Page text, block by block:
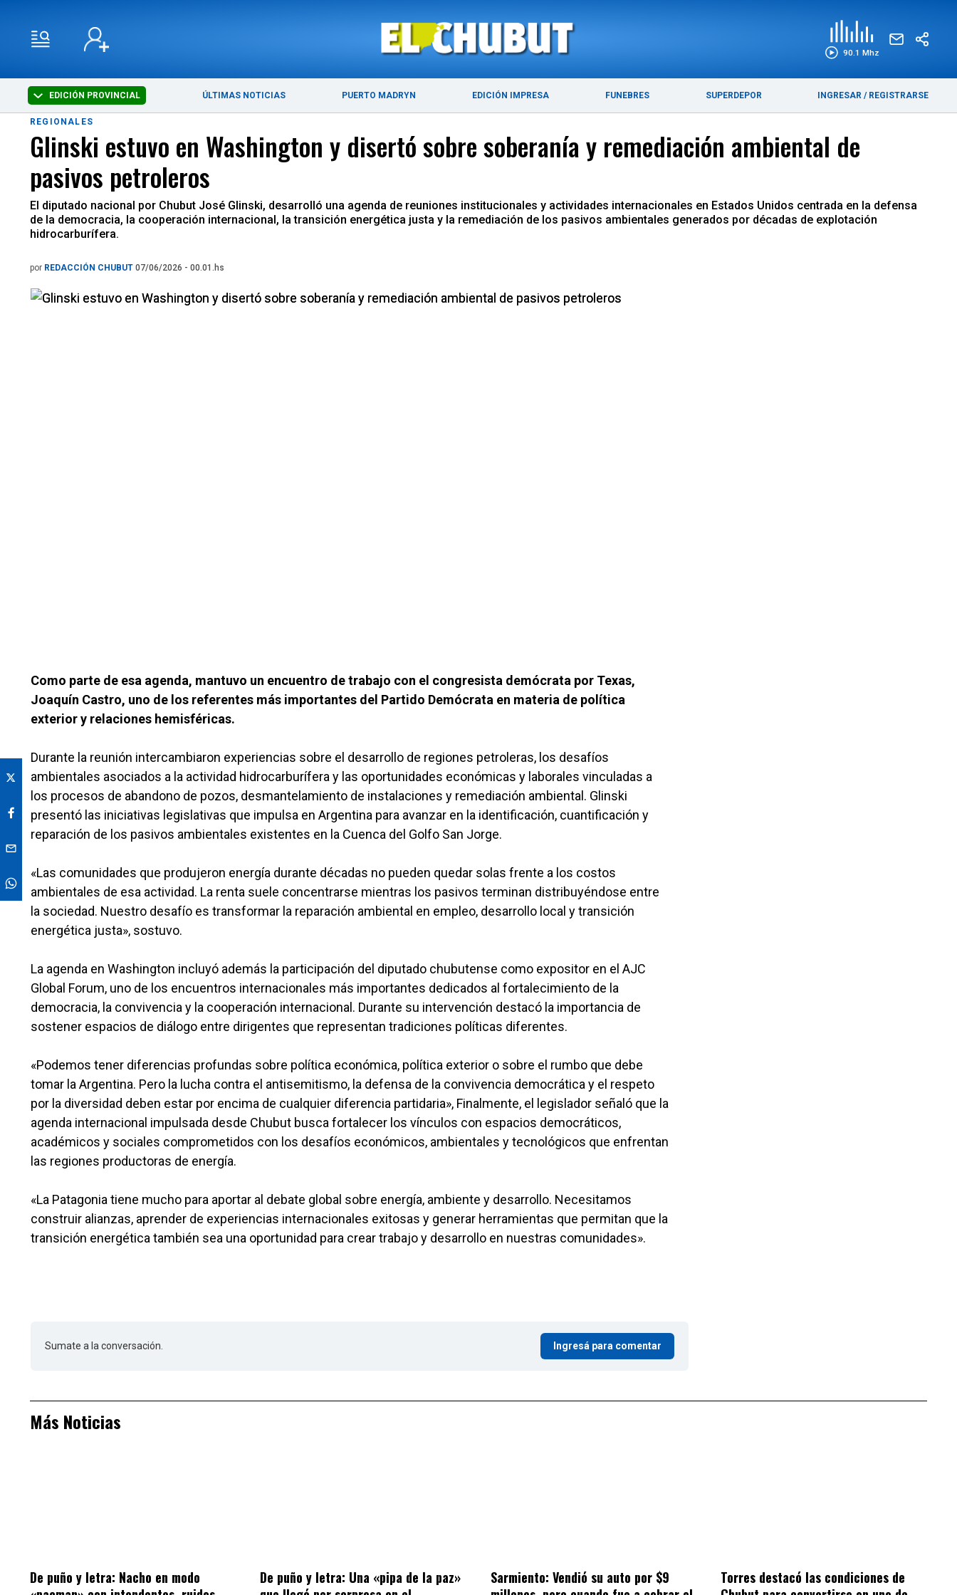
90.1 Mhz
EDICIÓN PROVINCIAL ÚLTIMAS NOTICIAS PUERTO MADRYN EDICIÓN IMPRESA FUNEBRES SUPERDEPOR INGRESAR / REGISTRARSE
ÚLTIMAS NOTICIAS PUERTO MADRYN
REGIONALES
Glinski estuvo en Washington y disertó sobre soberanía y remediación ambiental de
pasivos petroleros
El diputado nacional por Chubut José Glinski, desarrolló una agenda de reuniones institucionales y actividades internacionales en Estados Unidos centrada en la defensa
de la democracia, la cooperación internacional, la transición energética justa y la remediación de los pasivos ambientales generados por décadas de explotación
hidrocarburífera.
por REDACCIÓN CHUBUT 07/06/2026 - 00.01.hs
Como parte de esa agenda, mantuvo un encuentro de trabajo con el congresista demócrata por Texas,
Joaquín Castro, uno de los referentes más importantes del Partido Demócrata en materia de política
exterior y relaciones hemisféricas.
Durante la reunión intercambiaron experiencias sobre el desarrollo de regiones petroleras, los desafíos
ambientales asociados a la actividad hidrocarburífera y las oportunidades económicas y laborales vinculadas a
los procesos de abandono de pozos, desmantelamiento de instalaciones y remediación ambiental. Glinski
presentó las iniciativas legislativas que impulsa en Argentina para avanzar en la identificación, cuantificación y
reparación de los pasivos ambientales existentes en la Cuenca del Golfo San Jorge.
«Las comunidades que produjeron energía durante décadas no pueden quedar solas frente a los costos
ambientales de esa actividad. La renta suele concentrarse mientras los pasivos terminan distribuyéndose entre
la sociedad. Nuestro desafío es transformar la reparación ambiental en empleo, desarrollo local y transición
energética justa», sostuvo.
La agenda en Washington incluyó además la participación del diputado chubutense como expositor en el AJC
Global Forum, uno de los encuentros internacionales más importantes dedicados al fortalecimiento de la
democracia, la convivencia y la cooperación internacional. Durante su intervención destacó la importancia de
sostener espacios de diálogo entre dirigentes que representan tradiciones políticas diferentes.
«Podemos tener diferencias profundas sobre política económica, política exterior o sobre el rumbo que debe
tomar la Argentina. Pero la lucha contra el antisemitismo, la defensa de la convivencia democrática y el respeto
por la diversidad deben estar por encima de cualquier diferencia partidaria», Finalmente, el legislador señaló que la
agenda internacional impulsada desde Chubut busca fortalecer los vínculos con espacios democráticos,
académicos y sociales comprometidos con los desafíos económicos, ambientales y tecnológicos que enfrentan
las regiones productoras de energía.
«La Patagonia tiene mucho para aportar al debate global sobre energía, ambiente y desarrollo. Necesitamos
construir alianzas, aprender de experiencias internacionales exitosas y generar herramientas que permitan que la
transición energética también sea una oportunidad para crear trabajo y desarrollo en nuestras comunidades».
Sumate a la conversación. Ingresá para comentar
Más Noticias
De puño y letra: Nacho en modo
De puño y letra: Una «pipa de la paz»
Sarmiento: Vendió su auto por $9
Torres destacó las condiciones de